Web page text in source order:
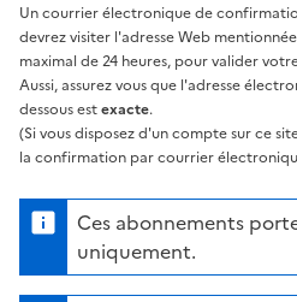
Un courrier électronique de
devrez visiter l'adresse Web
maximal de 24 heures, pour valider
Aussi, assurez vous que l'adresse
dessous estexacte.
(Si vous disposez d'un compte sur ce
la confirmation par courrier
Ces abonnements
uniquement.